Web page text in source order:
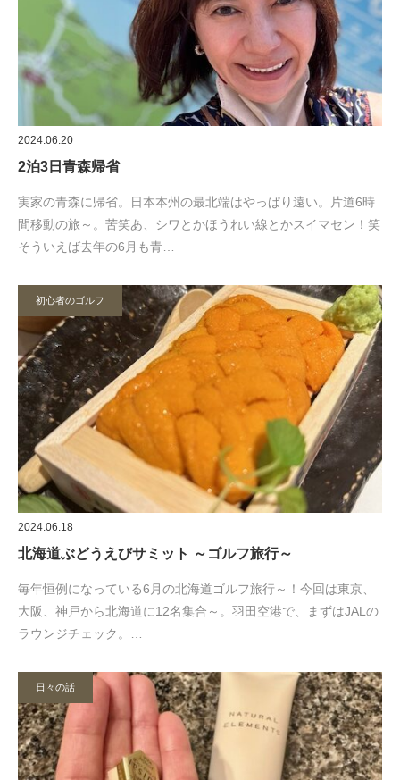
2024.06.20
2泊3日青森帰省
実家の青森に帰省。日本本州の最北端はやっぱり遠い。片道6時
間移動の旅～。苦笑あ、シワとかほうれい線とかスイマセン！笑
そういえば去年の6月も青…
初心者のゴルフ
2024.06.18
北海道ぶどうえびサミット ～ゴルフ旅行～
毎年恒例になっている6月の北海道ゴルフ旅行～！今回は東京、
大阪、神戸から北海道に12名集合～。羽田空港で、まずはJALの
ラウンジチェック。…
日々の話